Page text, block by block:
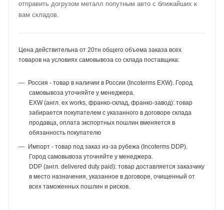
отправить догрузом металл попутным авто с ближайших к
вам складов.
Цена действительна от 20тн общего объема заказа всех
товаров на условиях самовывоза со склада поставщика:
Россия - товар в наличии в России (Incoterms EXW). Город
самовывоза уточняйте у менеджера.
EXW (англ. ex works, франко-склад, франко-завод): товар
забирается покупателем с указанного в договоре склада
продавца, оплата экспортных пошлин вменяется в
обязанность покупателю
Импорт - товар под заказ из-за рубежа (Incoterms DDP).
Город самовывоза уточняйте у менеджера.
DDP (англ. delivered duty paid): товар доставляется заказчику
в место назначения, указанное в договоре, очищенный от
всех таможенных пошлин и рисков.